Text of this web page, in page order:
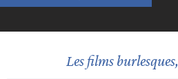
Les films burlesques,